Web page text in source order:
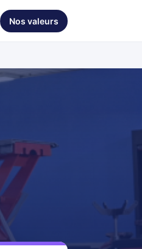
Nos valeurs